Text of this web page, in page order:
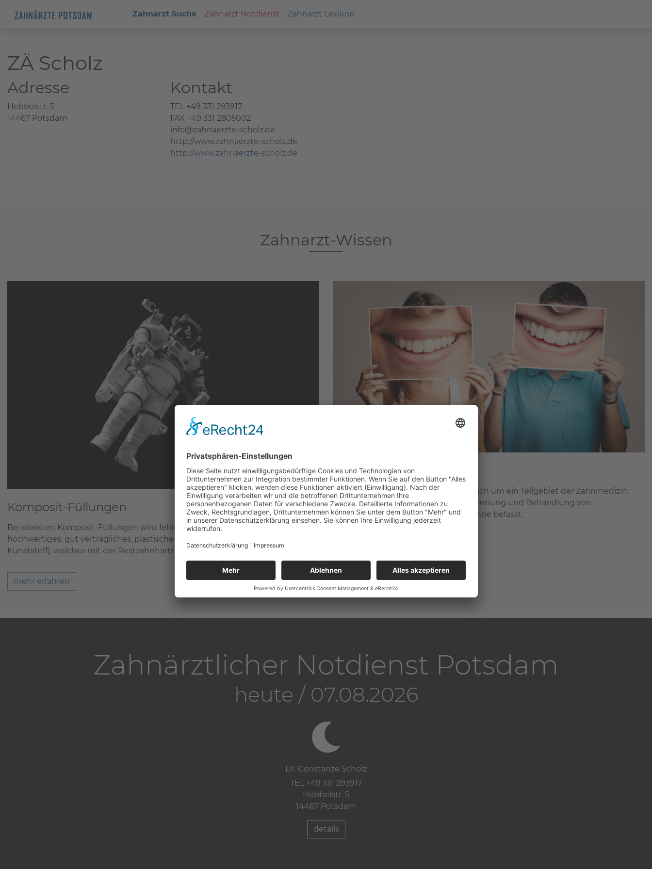
Zahnarzt Suche Zahnarzt Notdienst Zahnarzt Lexikon
ZÄ Scholz
Adresse
Hebbelstr. 5
14467 Potsdam
Kontakt
TEL +49 331 293917
FAX +49 331 2805002
info@zahnaerzte-scholz.de
http://www.zahnaerzte-scholz.de
http://www.zahnaerzte-scholz.de
Zahnarzt-Wissen
Komposit-Füllungen
Bei direkten Komposit-Füllungen wird fehlende Zahnhartsubstanz durch ein
hochwertiges, gut verträgliches, plastisches Kompositmaterial (keramikgefüllter
Kunststoff), welches mit der Restzahnhartsubstanz verklebt wird, ersetzt.
mehr erfahren
Kieferorthopädie
Bei der Kieferorthopädie handelt es sich um ein Teilgebiet der Zahnmedizin,
welches sich mit der Verhütung, Erkennung und Behandlung von
Fehlstellungen der Kiefer und der Zähne befasst.
Zahnärztlicher Notdienst Potsdam
heute / 07.08.2026
Dr. Constanze Scholz
TEL +49 331 293917
Hebbelstr. 5
14467 Potsdam
details